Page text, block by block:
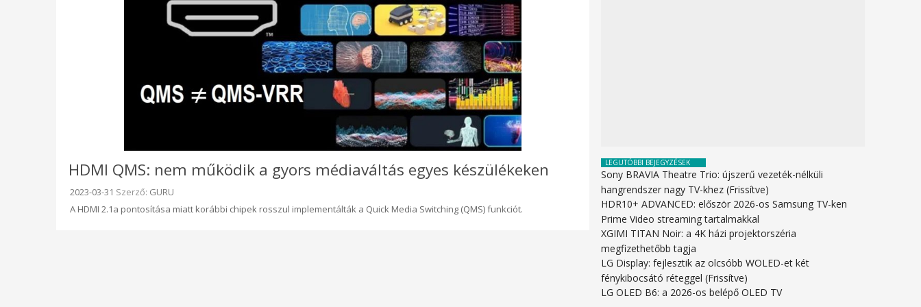
HDMI QMS: nem működik a gyors médiaváltás egyes készülékeken
Beküldve:
2023-03-31 Szerző: GURU
A HDMI 2.1a pontosítása miatt korábbi chipek rosszul implementálták a Quick Media Switching (QMS) funkciót.
LEGUTÓBBI BEJEGYZÉSEK
Sony BRAVIA Theatre Trio: újszerű vezeték-nélküli
hangrendszer nagy TV-khez (Frissítve)
HDR10+ ADVANCED: először 2026-os Samsung TV-ken
Prime Video streaming tartalmakkal
XGIMI TITAN Noir: a 4K házi projektorszéria
megfizethetőbb tagja
LG Display: fejlesztik az olcsóbb WOLED-et két
fénykibocsátó réteggel (Frissítve)
LG OLED B6: a 2026-os belépő OLED TV